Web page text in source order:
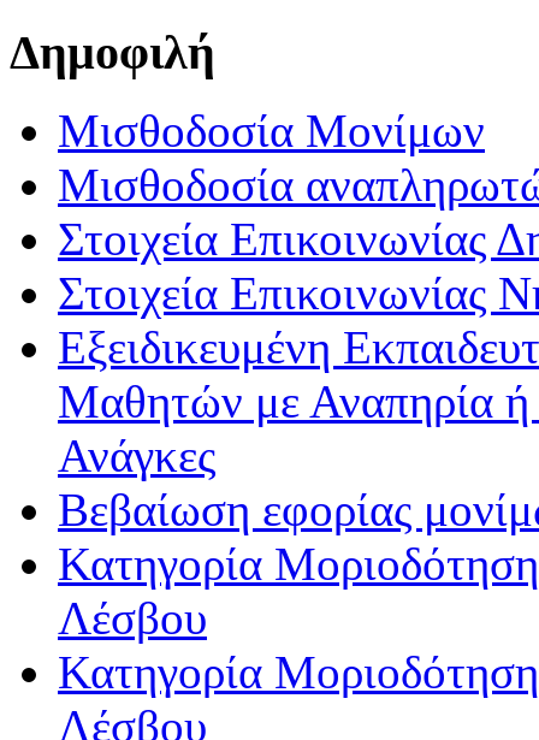
Δημοφιλή
Μισθοδοσία Μονίμων
Μισθοδοσία
Στοιχεία Επικοινωνίας
Στοιχεία Επικοινωνίας
Εξειδικευμένη
Μαθητών με Αναπηρία ή /
Ανάγκες
Βεβαίωση εφορίας
Κατηγορία
Λέσβου
Κατηγορία
Λέσβου